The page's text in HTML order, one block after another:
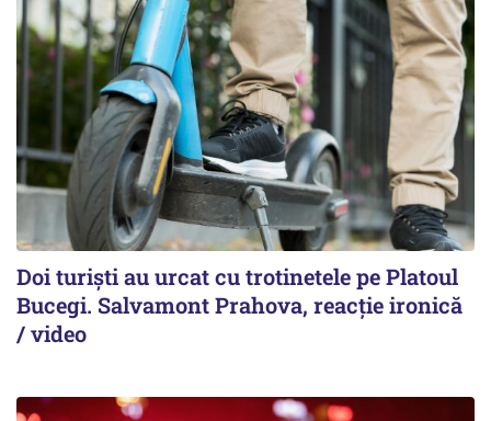
Doi turiști au urcat cu trotinetele pe Platoul
Bucegi. Salvamont Prahova, reacție ironică
/ video